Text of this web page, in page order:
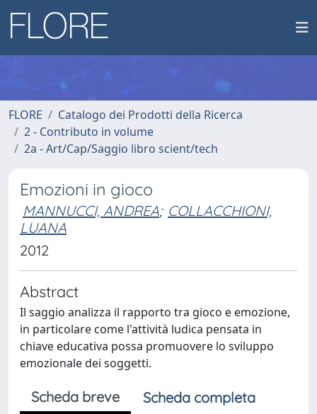
FLORE
Catalogo dei Prodotti della Ricerca
2 - Contributo in volume
2a - Art/Cap/Saggio libro scient/tech
Emozioni in gioco
MANNUCCI, ANDREA; COLLACCHIONI,
LUANA
2012
Abstract
Il saggio analizza il rapporto tra gioco e emozione,
in particolare come l'attività ludica pensata in
chiave educativa possa promuovere lo sviluppo
emozionale dei soggetti.
Scheda breve
Scheda completa